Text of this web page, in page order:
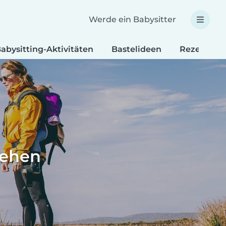
Werde ein Babysitter
Aktivitäten Bastelideen Rezepte